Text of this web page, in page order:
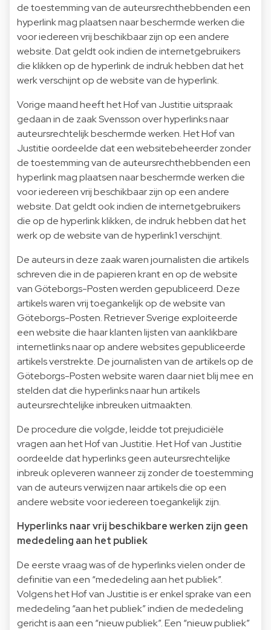
de toestemming van de auteursrechthebbenden een
hyperlink mag plaatsen naar beschermde werken die
voor iedereen vrij beschikbaar zijn op een andere
website. Dat geldt ook indien de internetgebruikers
die klikken op de hyperlink de indruk hebben dat het
werk verschijnt op de website van de hyperlink.
Vorige maand heeft het Hof van Justitie uitspraak
gedaan in de zaak Svensson over hyperlinks naar
auteursrechtelijk beschermde werken. Het Hof van
Justitie oordeelde dat een websitebeheerder zonder
de toestemming van de auteursrechthebbenden een
hyperlink mag plaatsen naar beschermde werken die
voor iedereen vrij beschikbaar zijn op een andere
website. Dat geldt ook indien de internetgebruikers
die op de hyperlink klikken, de indruk hebben dat het
werk op de website van de hyperlink1 verschijnt.
De auteurs in deze zaak waren journalisten die artikels
schreven die in de papieren krant en op de website
van Göteborgs-Posten werden gepubliceerd. Deze
artikels waren vrij toegankelijk op de website van
Göteborgs-Posten. Retriever Sverige exploiteerde
een website die haar klanten lijsten van aanklikbare
internetlinks naar op andere websites gepubliceerde
artikels verstrekte. De journalisten van de artikels op de
Göteborgs-Posten website waren daar niet blij mee en
stelden dat die hyperlinks naar hun artikels
auteursrechtelijke inbreuken uitmaakten.
De procedure die volgde, leidde tot prejudiciële
vragen aan het Hof van Justitie. Het Hof van Justitie
oordeelde dat hyperlinks geen auteursrechtelijke
inbreuk opleveren wanneer zij zonder de toestemming
van de auteurs verwijzen naar artikels die op een
andere website voor iedereen toegankelijk zijn.
Hyperlinks naar vrij beschikbare werken zijn geen
mededeling aan het publiek
De eerste vraag was of de hyperlinks vielen onder de
definitie van een “mededeling aan het publiek”.
Volgens het Hof van Justitie is er enkel sprake van een
mededeling “aan het publiek” indien de mededeling
gericht is aan een “nieuw publiek”. Een “nieuw publiek”